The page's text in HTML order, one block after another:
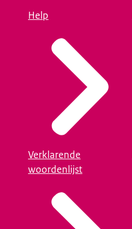
Help
Verklarende
woordenlijst